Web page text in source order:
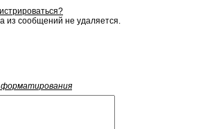
из сообщений не удаляется.
форматирования